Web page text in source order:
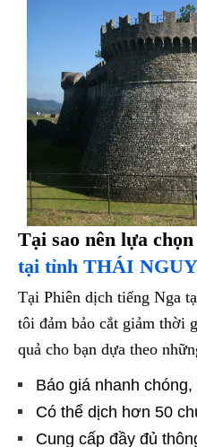
Tại sao nên lựa chọn
tại tỉnh THÁI
Tại Phiên dịch tiếng Nga
tôi đảm bảo cắt giảm thời
quả cho bạn dựa theo
Báo giá nhanh
Có thể dịch hơn 50
Cung cấp đầy đủ